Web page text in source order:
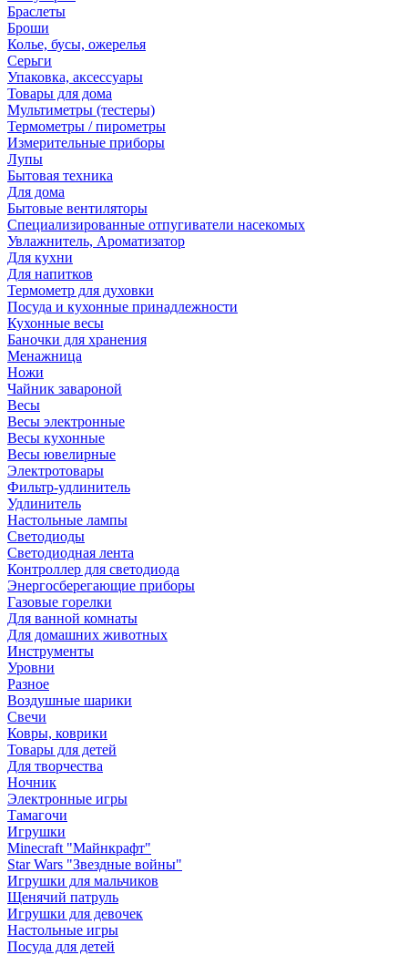
Браслеты
Броши
Колье, бусы, ожерелья
Серьги
Упаковка, аксессуары
Товары для дома
Мультиметры (тестеры)
Термометры / пирометры
Измерительные приборы
Лупы
Бытовая техника
Для дома
Бытовые вентиляторы
Специализированные отпугиватели насекомых
Увлажнитель, Ароматизатор
Для кухни
Для напитков
Термометр для духовки
Посуда и кухонные принадлежности
Кухонные весы
Баночки для хранения
Менажница
Ножи
Чайник завароной
Весы
Весы электронные
Весы кухонные
Весы ювелирные
Электротовары
Фильтр-удлинитель
Удлинитель
Настольные лампы
Светодиоды
Светодиодная лента
Контроллер для светодиода
Энергосберегающие приборы
Газовые горелки
Для ванной комнаты
Для домашних животных
Инструменты
Уровни
Разное
Воздушные шарики
Свечи
Ковры, коврики
Товары для детей
Для творчества
Ночник
Электронные игры
Тамагочи
Игрушки
Minecraft "Майнкрафт"
Star Wars "Звездные войны"
Игрушки для мальчиков
Щенячий патруль
Игрушки для девочек
Настольные игры
Посуда для детей